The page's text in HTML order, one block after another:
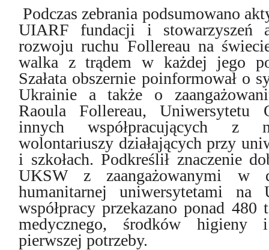
Podczas zebrania podsumowano
UIARF fundacji i stowarzyszeń
rozwoju ruchu Follereau na
walka z trądem w każdej jego
Szałata obszernie poinformował o
Ukrainie a także o
Raoula Follereau,
innych współpracujących z
wolontariuszy działających przy
i szkołach. Podkreślił znaczenie
UKSW z zaangażowanymi w
humanitarnej uniwersytetami
współpracy przekazano ponad 480
medycznego, środków higieny
pierwszej potrzeby.